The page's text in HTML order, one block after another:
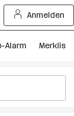
Anmelden
Alarm Merkliste